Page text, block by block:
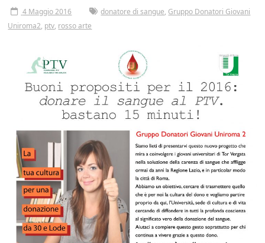
4 Maggio 2016 donatore di sangue, Gruppo Donatori Giovani
Uniroma2, ptv, rosso arte